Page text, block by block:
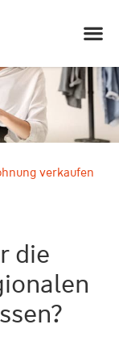
verkaufen
die